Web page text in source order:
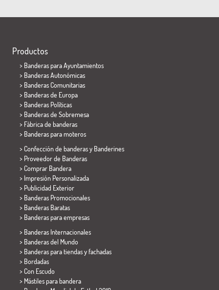
Productos
> Banderas para Ayuntamientos
> Banderas Autonómicas
> Banderas Comunitarias
> Banderas de Europa
> Banderas Políticas
> Banderas de Sobremesa
> Fábrica de banderas
> Banderas para moteros
> Confección de banderas y Banderines
> Proveedor de Banderas
> Comprar Bandera
> Impresión Personalizada
> Publicidad Exterior
> Banderas Promocionales
> Banderas Baratas
> Banderas para empresas
> Banderas Internacionales
> Banderas del Mundo
> Banderas para tiendas y fachadas
> Bordadas
> Con Escudo
> Mástiles para bandera